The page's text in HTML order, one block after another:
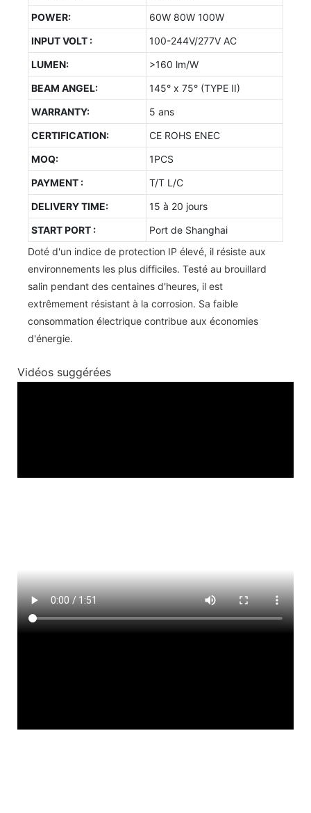
POWER:
60W 80W 100W
INPUT VOLT :
100-244V/277V AC
LUMEN:
>160 lm/W
BEAM ANGEL:
145° x 75° (TYPE II)
WARRANTY:
5 ans
CERTIFICATION:
CE ROHS ENEC
MOQ:
1PCS
PAYMENT :
T/T L/C
DELIVERY TIME:
15 à 20 jours
START PORT :
Port de Shanghai
Doté d'un indice de protection IP élevé, il résiste aux
environnements les plus difficiles. Testé au brouillard
salin pendant des centaines d'heures, il est
extrêmement résistant à la corrosion. Sa faible
consommation électrique contribue aux économies
d'énergie.
Vidéos suggérées